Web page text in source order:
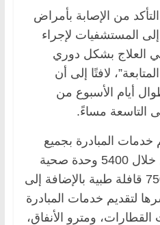
من الإصابة بأمراض
المستشفيات لإجراء
العلاج بشكل دوري
لافتًا إلى أن
أيام الأسبوع من
التاسعة مساءً.
خدمات المبادرة بجميع
محافظات الجمهورية من خلال 5400 وحدة صحية
ومركز طبي، وأكثر من 750 قافلة طبية بالإضافة إلى
لتقديم خدمات المبادرة
ومترو الأنفاق،